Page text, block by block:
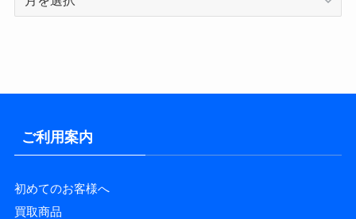
ご利用案内
初めてのお客様へ
買取商品